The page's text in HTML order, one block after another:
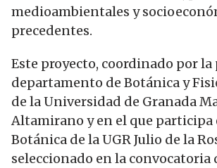
medioambientales y
precedentes.
Este proyecto, coordinado por la
departamento de Botánica y
de la Universidad de Granada
Altamirano y en el que participa
Botánica de la UGR Julio de la
seleccionado en la convocatoria